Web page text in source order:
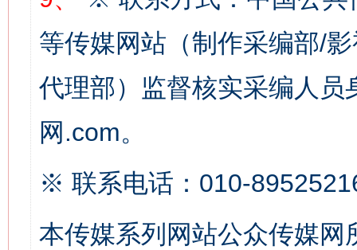
等传媒网站（制作采编部/
代理部）监督核实采编人员
网.com。
※ 联系电话：010-
本传媒系列网站公众传媒